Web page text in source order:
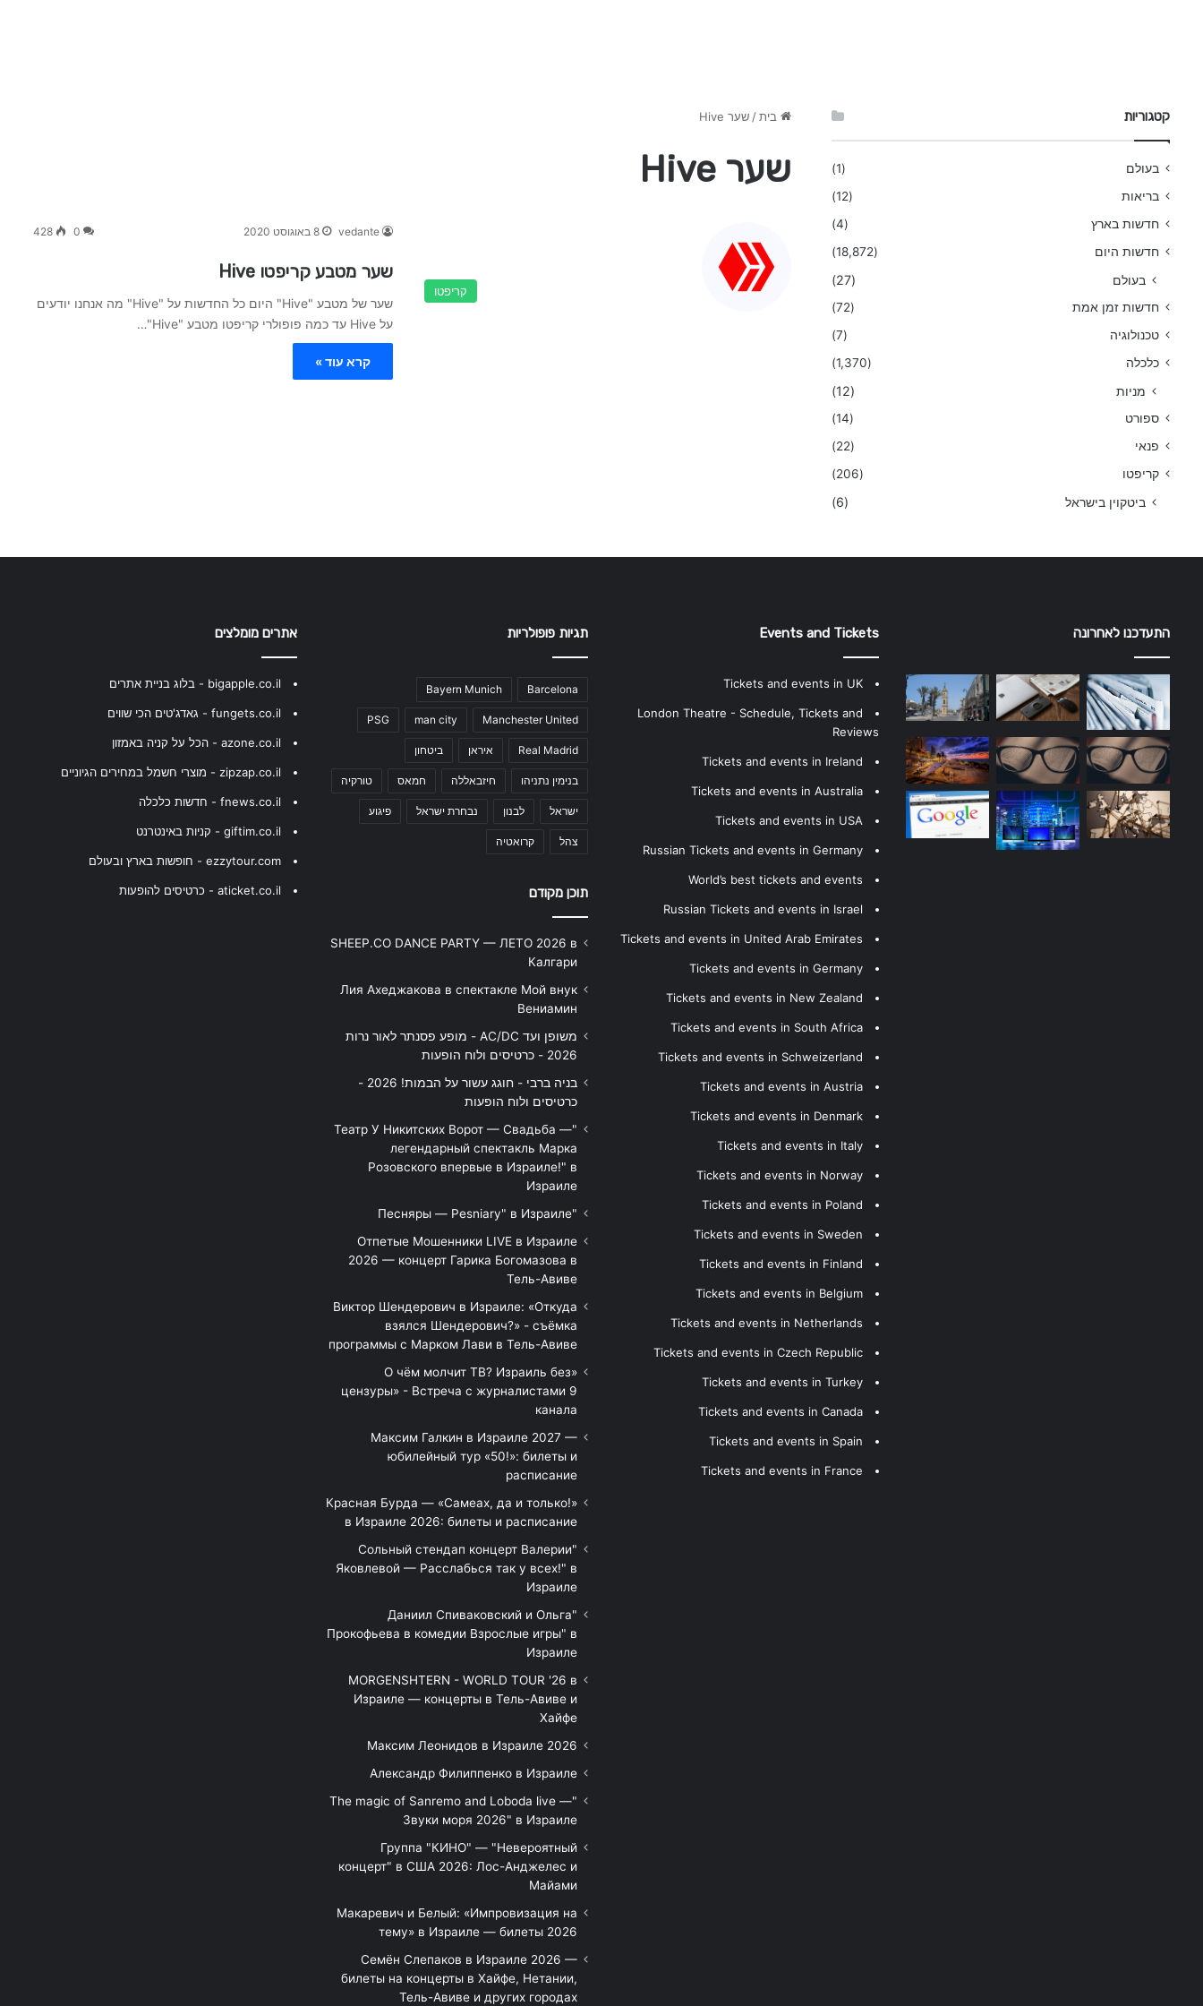
בית / שער Hive
שער Hive
קריפטו
vedante 8 באוגוסט 2020 0
428
שער מטבע קריפטו Hive
שער של מטבע "Hive" היום כל החדשות על "Hive" מה אנחנו יודעים
על Hive עד כמה פופולרי קריפטו מטבע "Hive"…
קרא עוד »
קטגוריות
בעולם
(1)
בריאות
(12)
חדשות בארץ
(4)
חדשות היום
(18,872)
בעולם (27)
חדשות זמן אמת
(72)
טכנולוגיה
(7)
כלכלה
(1,370)
מניות (12)
ספורט
(14)
פנאי
(22)
קריפטו
(206)
ביטקוין בישראל (6)
התעדכנו לאחרונה Events and Tickets
Tickets and events in UK
London Theatre - Schedule, Tickets and
Reviews
Tickets and events in Ireland
Tickets and events in Australia
Tickets and events in USA
Russian Tickets and events in Germany
World’s best tickets and events
Russian Tickets and events in Israel
Tickets and events in United Arab Emirates
Tickets and events in Germany
Tickets and events in New Zealand
Tickets and events in South Africa
Tickets and events in Schweizerland
Tickets and events in Austria
Tickets and events in Denmark
Tickets and events in Italy
Tickets and events in Norway
Tickets and events in Poland
Tickets and events in Sweden
Tickets and events in Finland
Tickets and events in Belgium
Tickets and events in Netherlands
Tickets and events in Czech Republic
Tickets and events in Turkey
Tickets and events in Canada
Tickets and events in Spain
Tickets and events in France
תגיות פופולריות
Barcelona
Bayern Munich
Manchester United
man city
PSG
Real Madrid איראן ביטחון
בנימין נתניהו חיזבאללה חמאס טורקיה
ישראל לבנון נבחרת ישראל פיגוע
צהל קרואטיה
תוכן מקודם
SHEEP.CO DANCE PARTY — ЛЕТО 2026 в
Калгари
Лия Ахеджакова в спектакле Мой внук
Вениамин
משופן ועד AC/DC - מופע פסנתר לאור נרות
2026 - כרטיסים ולוח הופעות
בניה ברבי - חוגג עשור על הבמות! 2026 -
כרטיסים ולוח הופעות
"Театр У Никитских Ворот — Свадьба —
легендарный спектакль Марка
Розовского впервые в Израиле!" в
Израиле
"Песняры — Pesniary" в Израиле
Отпетые Мошенники LIVE в Израиле
2026 — концерт Гарика Богомазова в
Тель-Авиве
Виктор Шендерович в Израиле: «Откуда
взялся Шендерович?» - съёмка
программы с Марком Лави в Тель-Авиве
«О чём молчит ТВ? Израиль без
цензуры» - Встреча с журналистами 9
канала
Максим Галкин в Израиле 2027 —
юбилейный тур «50!»: билеты и
расписание
Красная Бурда — «Самеах, да и только!»
в Израиле 2026: билеты и расписание
"Сольный стендап концерт Валерии
Яковлевой — Расслабься так у всех!" в
Израиле
"Даниил Спиваковский и Ольга
Прокофьева в комедии Взрослые игры" в
Израиле
MORGENSHTERN - WORLD TOUR '26 в
Израиле — концерты в Тель-Авиве и
Хайфе
Максим Леонидов в Израиле 2026
Александр Филиппенко в Израиле
"The magic of Sanremo and Loboda live —
Звуки моря 2026" в Израиле
Группа "КИНО" — "Невероятный
концерт" в США 2026: Лос-Анджелес и
Майами
Макаревич и Белый: «Импровизация на
тему» в Израиле — билеты 2026
Семён Слепаков в Израиле 2026 —
билеты на концерты в Хайфе, Нетании,
Тель-Авиве и других городах
אתרים מומלצים
bigapple.co.il - בלוג בניית אתרים
fungets.co.il - גאדג'טים הכי שווים
azone.co.il - הכל על קניה באמזון
zipzap.co.il - מוצרי חשמל במחירים הגיוניים
fnews.co.il - חדשות כלכלה
giftim.co.il - קניות באינטרנט
ezzytour.com - חופשות בארץ ובעולם
aticket.co.il - כרטיסים להופעות